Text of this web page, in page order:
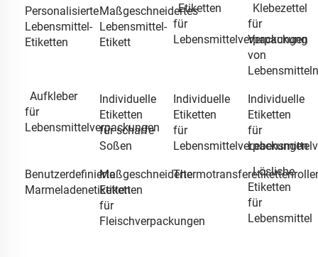
Personalisierte
Lebensmittel-
Etiketten
Maßgeschneidertes
Lebensmittel-
Etikett
Etiketten
für
Lebensmittelverpackungen
Klebezettel
für
Verpackung
von
Lebensmitteln
Aufkleber
für
Lebensmittelverpackungen
Individuelle
Etiketten
für scharfe
Soßen
Individuelle
Etiketten
für
Lebensmittelverpackungen
Individuelle
Etiketten
für
Benutzerdefinierte
Marmeladenetiketten
Maßgeschneiderte
Etiketten
für
Fleischverpackungen
Lösliche
Etiketten
für
Lebensmittel